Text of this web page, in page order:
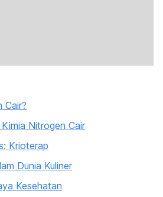
Cair?
Nitrogen Cair
Krioterap
Dunia Kuliner
Kesehatan